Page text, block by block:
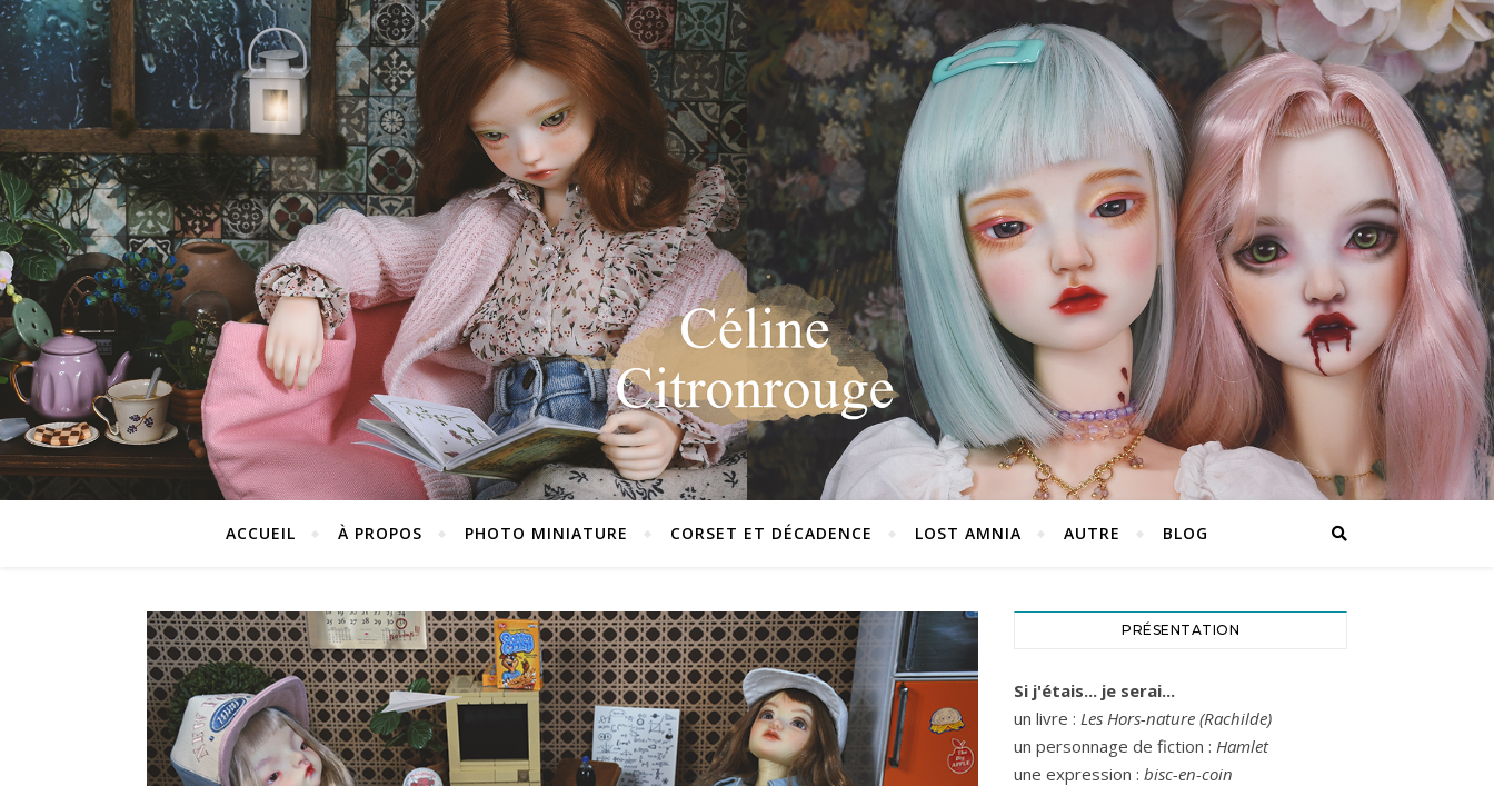
ACCUEIL À PROPOS PHOTO MINIATURE CORSET ET DÉCADENCE LOST AMNIA AUTRE BLOG
PRÉSENTATION
Si j'étais... je serai...
un livre : Les Hors-nature (Rachilde)
un personnage de fiction : Hamlet
une expression : bisc-en-coin